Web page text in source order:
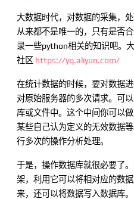
大数据时代，对数据的采集，
从来都不是唯一的，只有是否
录一些python相关的知识吧。
社区 https://yq.aliyun.com/
在统计数据的时候，要对数据
对原始服务器的多次请求。可
库或文件中。这个中间你可以
某些自己认为定义的无效数据
行多次的操作分析处理。
于是，操作数据库就很必要了
架，利用它可以将相对应的数
来，还可以将数据写入数据库